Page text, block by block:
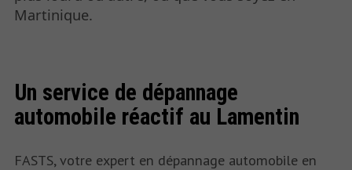
Martinique.
Un service de dépannage
automobile réactif au Lamentin
FASTS, votre expert en dépannage automobile en